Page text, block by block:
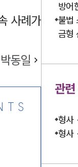
사례가
박동일
방어
불법
금형
관
형사
형사